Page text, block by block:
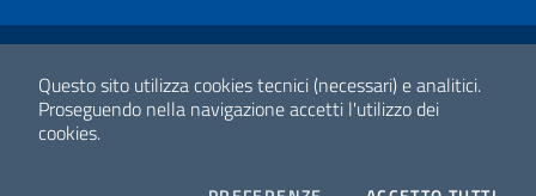
Questo sito utilizza cookies tecnici (necessari) e analitici.
Proseguendo nella navigazione accetti l'utilizzo dei
cookies.
Link Utili